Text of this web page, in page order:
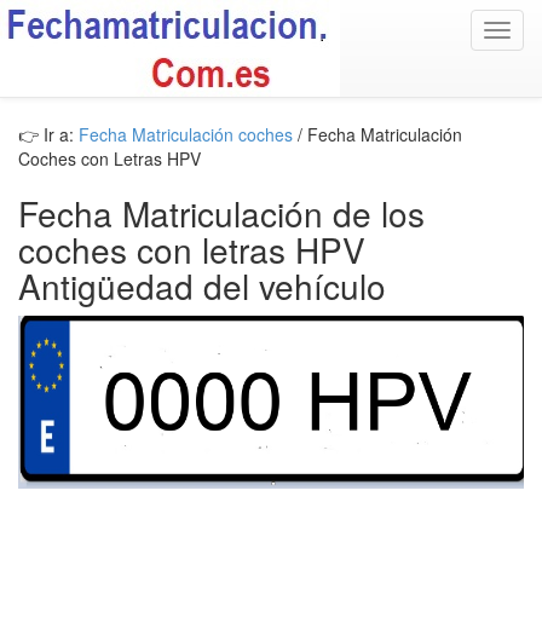
👉 Ir a: Fecha Matriculación coches / Fecha Matriculación
Coches con Letras HPV
Fecha Matriculación de los
coches con letras HPV
Antigüedad del vehículo